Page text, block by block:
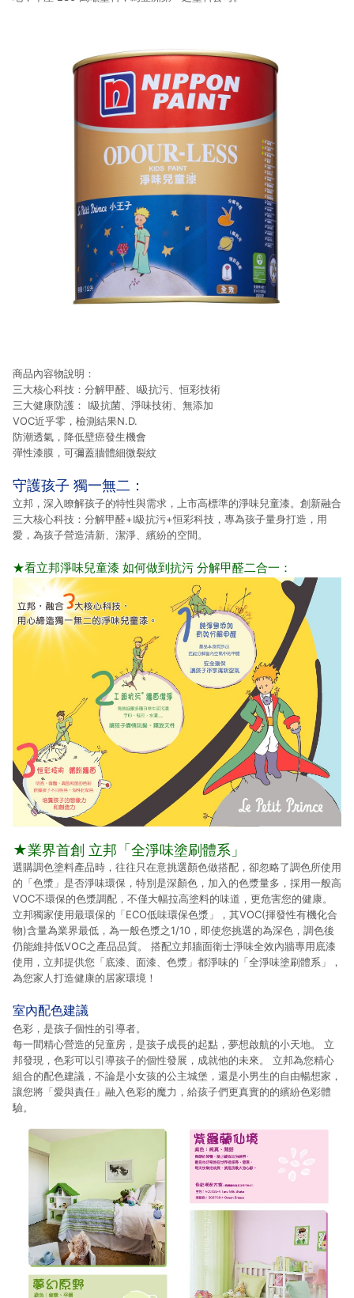
商品內容物說明：
三大核心科技：分解甲醛、I級抗污、恒彩技術
三大健康防護： I級抗菌、淨味技術、無添加
VOC近乎零，檢測結果N.D.
防潮透氣，降低壁癌發生機會
彈性漆膜，可彌蓋牆體細微裂紋
守護孩子 獨一無二：
立邦，深入瞭解孩子的特性與需求，上市高標準的淨味兒童漆。創新融合
三大核心科技：分解甲醛+I級抗污+恒彩科技，專為孩子量身打造，用
愛，為孩子營造清新、潔淨、繽紛的空間。
★看立邦淨味兒童漆 如何做到抗污 分解甲醛二合一：
★業界首創 立邦「全淨味塗刷體系」
選購調色塗料產品時，往往只在意挑選顏色做搭配，卻忽略了調色所使用
的「色漿」是否淨味環保，特別是深顏色，加入的色漿量多，採用一般高
VOC不環保的色漿調配，不僅大幅拉高塗料的味道，更危害您的健康。
立邦獨家使用最環保的「ECO低味環保色漿」，其VOC(揮發性有機化合
物)含量為業界最低，為一般色漿之1/10，即使您挑選的為深色，調色後
仍能維持低VOC之產品品質。 搭配立邦牆面衛士淨味全效內牆專用底漆
使用，立邦提供您「底漆、面漆、色漿」都淨味的「全淨味塗刷體系」，
為您家人打造健康的居家環境！
室內配色建議
色彩，是孩子個性的引導者。
每一間精心營造的兒童房，是孩子成長的起點，夢想啟航的小天地。 立
邦發現，色彩可以引導孩子的個性發展，成就他的未來。 立邦為您精心
組合的配色建議，不論是小女孩的公主城堡，還是小男生的自由暢想家，
讓您將「愛與責任」融入色彩的魔力，給孩子們更真實的的繽紛色彩體
驗。